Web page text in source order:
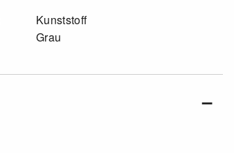
Kunststoff
Grau